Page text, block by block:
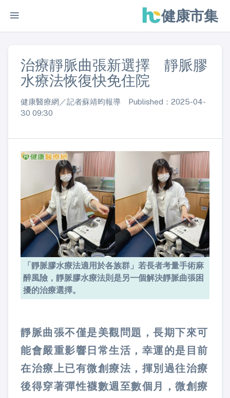
健康市集
治療靜脈曲張新選擇 靜脈膠
水療法恢復快免住院
健康醫療網／記者蘇靖昀報導 Published：2025-04-
30 09:30
「靜脈膠水療法適用於各族群」若長者考量手術麻
醉風險，靜脈膠水療法則是另一個解決靜脈曲張困
擾的治療選擇。
靜脈曲張不僅是美觀問題，長期下來可
能會嚴重影響日常生活，幸運的是目前
在治療上已有微創療法，揮別過往治療
後得穿著彈性襪數週至數個月，微創療